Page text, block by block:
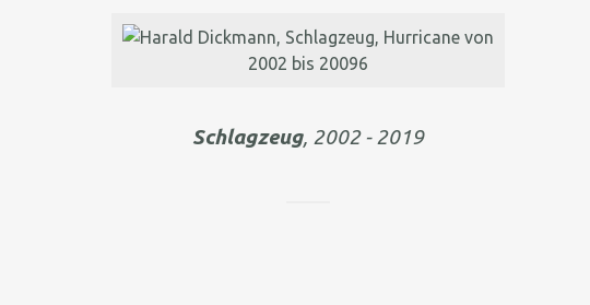
Schlagzeug, 2002 - 2019